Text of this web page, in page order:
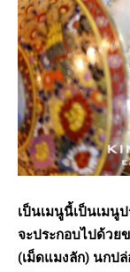
เป็นเมนูนี้เป็นเมนู
จะประกอบไปด้วย
(เม็ดแมงลัก) นกป